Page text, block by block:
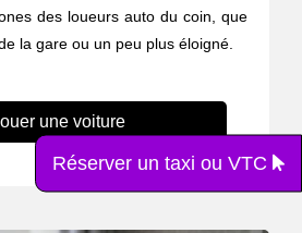
des loueurs auto du coin, que
la gare ou un peu plus éloigné.
une voiture
Réserver un taxi ou VTC